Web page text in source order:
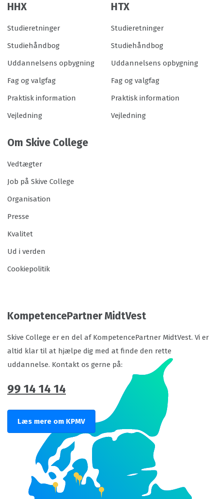
HHX
Studieretninger
Studiehåndbog
Uddannelsens opbygning
Fag og valgfag
Praktisk information
Vejledning
HTX
Studieretninger
Studiehåndbog
Uddannelsens opbygning
Fag og valgfag
Praktisk information
Vejledning
Om Skive College
Vedtægter
Job på Skive College
Organisation
Presse
Kvalitet
Ud i verden
Cookiepolitik
KompetencePartner MidtVest
Skive College er en del af KompetencePartner MidtVest. Vi er
altid klar til at hjælpe dig med at finde den rette
uddannelse. Kontakt os gerne på:
99 14 14 14
Læs mere om KPMV